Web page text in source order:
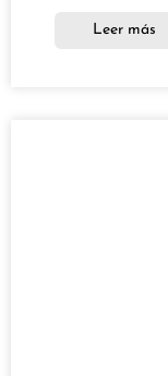
Leer más